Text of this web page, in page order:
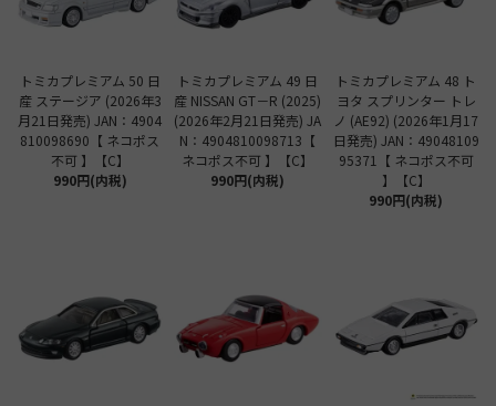
トミカプレミアム 50 日
産 ステージア (2026年3
月21日発売) JAN：4904
810098690【 ネコポス
不可 】【C】
990円(内税)
トミカプレミアム 49 日
産 NISSAN GT－R (2025)
(2026年2月21日発売) JA
N：4904810098713【
ネコポス不可 】【C】
990円(内税)
トミカプレミアム 48 ト
ヨタ スプリンター トレ
ノ (AE92) (2026年1月17
日発売) JAN：49048109
95371【 ネコポス不可
】【C】
990円(内税)